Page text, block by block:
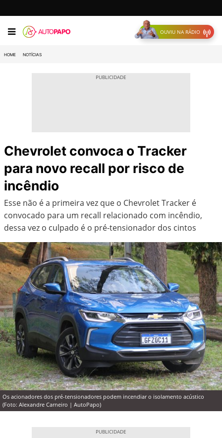
OUVIU NA RÁDIO
HOME NOTÍCIAS
Chevrolet convoca o Tracker
para novo recall por risco de
incêndio
Esse não é a primeira vez que o Chevrolet Tracker é
convocado para um recall relacionado com incêndio,
dessa vez o culpado é o pré-tensionador dos cintos
Os acionadores dos pré-tensionadores podem incendiar o isolamento acústico
(Foto: Alexandre Carneiro | AutoPapo)